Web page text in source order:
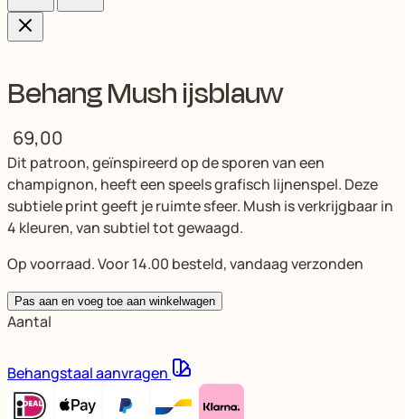
Behang Mush ijsblauw
69,00
Dit patroon, geïnspireerd op de sporen van een
champignon, heeft een speels grafisch lijnenspel. Deze
subtiele print geeft je ruimte sfeer. Mush is verkrijgbaar in
4 kleuren, van subtiel tot gewaagd.
Op voorraad. Voor 14.00 besteld, vandaag verzonden
Pas aan en voeg toe aan winkelwagen
Aantal
Behangstaal aanvragen